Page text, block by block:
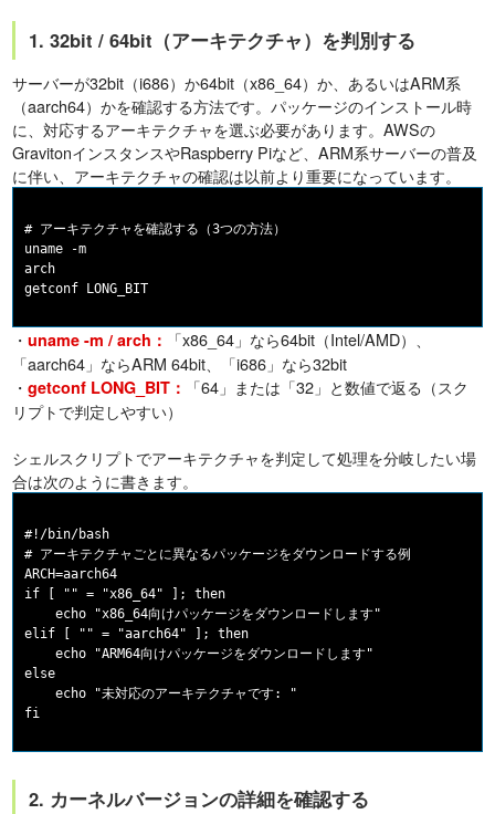
1. 32bit / 64bit（アーキテクチャ）を判別する
サーバーが32bit（i686）か64bit（x86_64）か、あるいはARM系
（aarch64）かを確認する方法です。パッケージのインストール時
に、対応するアーキテクチャを選ぶ必要があります。AWSの
GravitonインスタンスやRaspberry Piなど、ARM系サーバーの普及
に伴い、アーキテクチャの確認は以前より重要になっています。
# アーキテクチャを確認する（3つの方法）
uname -m
arch
・uname -m / arch：
「x86_64」なら64bit（Intel/AMD）、
「aarch64」ならARM 64bit、「i686」なら32bit
・getconf LONG_BIT：
「64」または「32」と数値で返る（スク
リプトで判定しやすい）
シェルスクリプトでアーキテクチャを判定して処理を分岐したい場
合は次のように書きます。
#!/bin/bash
# アーキテクチャごとに異なるパッケージをダウンロードする例
ARCH=aarch64
if [ "" = "x86_64" ]; then
    echo "x86_64向けパッケージをダウンロードします"
elif [ "" = "aarch64" ]; then
    echo "ARM64向けパッケージをダウンロードします"
else
    echo "未対応のアーキテクチャです: "
2. カーネルバージョンの詳細を確認する